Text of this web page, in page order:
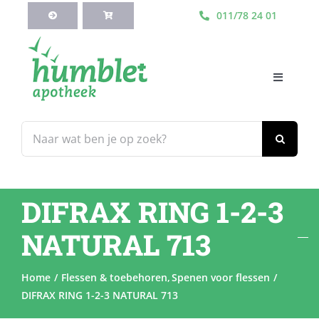
inhoud
011/78 24 01
naar:
Toggle
Webshop
Blog
Diensten
Contacteer Ons
DIFRAX RING 1-2-3
NATURAL 713
Home Flessen & toebehoren Spenen voor flessen
DIFRAX RING 1-2-3 NATURAL 713